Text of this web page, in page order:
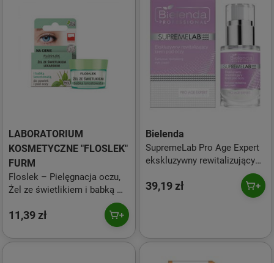
LABORATORIUM
KOSMETYCZNE "FLOSLEK"
FURM
Floslek – Pielęgnacja oczu,
Żel ze świetlikiem i babką –
11,39 zł
Bielenda
SupremeLab Pro Age Expert
ekskluzywny rewitalizujący
39,19 zł